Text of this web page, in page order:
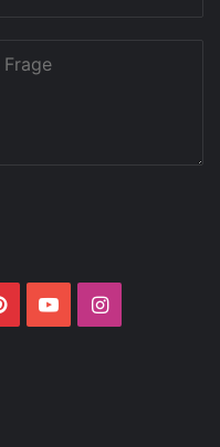
PinterestYouTubeInstagram